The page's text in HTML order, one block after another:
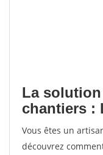
La
chantiers :
Vous êtes un
découvrez